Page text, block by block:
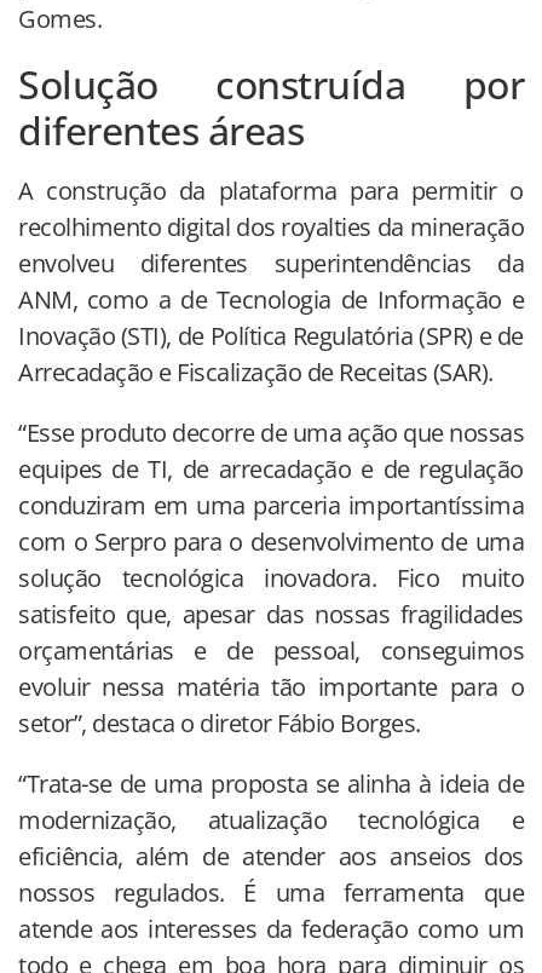
Gomes.
Solução construída por
diferentes áreas
A construção da plataforma para permitir o
recolhimento digital dos royalties da mineração
envolveu diferentes superintendências da
ANM, como a de Tecnologia de Informação e
Inovação (STI), de Política Regulatória (SPR) e de
Arrecadação e Fiscalização de Receitas (SAR).
“Esse produto decorre de uma ação que nossas
equipes de TI, de arrecadação e de regulação
conduziram em uma parceria importantíssima
com o Serpro para o desenvolvimento de uma
solução tecnológica inovadora. Fico muito
satisfeito que, apesar das nossas fragilidades
orçamentárias e de pessoal, conseguimos
evoluir nessa matéria tão importante para o
setor”, destaca o diretor Fábio Borges.
“Trata-se de uma proposta se alinha à ideia de
modernização, atualização tecnológica e
eficiência, além de atender aos anseios dos
nossos regulados. É uma ferramenta que
atende aos interesses da federação como um
todo e chega em boa hora para diminuir os